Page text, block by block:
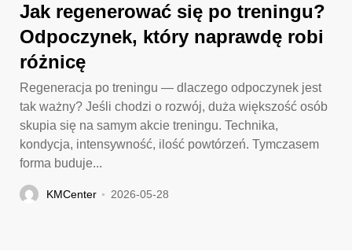
Jak regenerować się po treningu?
Odpoczynek, który naprawdę robi
różnicę
Regeneracja po treningu — dlaczego odpoczynek jest
tak ważny? Jeśli chodzi o rozwój, duża większość osób
skupia się na samym akcie treningu. Technika,
kondycja, intensywność, ilość powtórzeń. Tymczasem
forma buduje...
KMCenter 2026-05-28